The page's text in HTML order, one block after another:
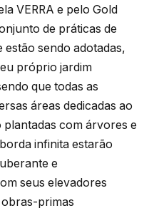
VERRA e pelo Gold
de práticas de
sendo adotadas,
próprio jardim
que todas as
áreas dedicadas ao
plantadas com árvores e
infinita estarão
e
seus elevadores
primas